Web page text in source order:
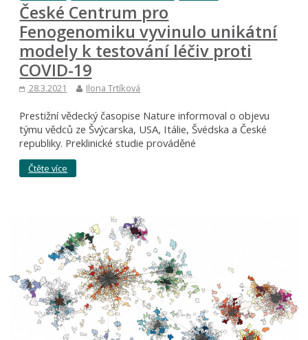
České Centrum pro
Fenogenomiku vyvinulo unikátní
modely k testování léčiv proti
COVID-19
28.3.2021 Ilona Trtíková
Prestižní vědecký časopise Nature informoval o objevu
týmu vědců ze Švýcarska, USA, Itálie, Švédska a České
republiky. Preklinické studie prováděné
Čtěte více